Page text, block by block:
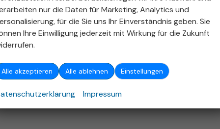
Autohaus Stieber GmbH,Emerholzweg 5 ,70439Stuttgart,+49 (711)
nur die Daten für Marketing, Analytics und
für die Sie uns Ihr Einverständnis geben. Sie
Ihre Einwilligung jederzeit mit Wirkung für die Zukunft
Alle akzeptieren Alle ablehnen Einstellungen
Impressum